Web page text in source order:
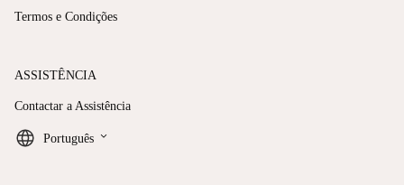
Termos e Condições
ASSISTÊNCIA
Contactar a Assistência
Português keyboard_arrow_down